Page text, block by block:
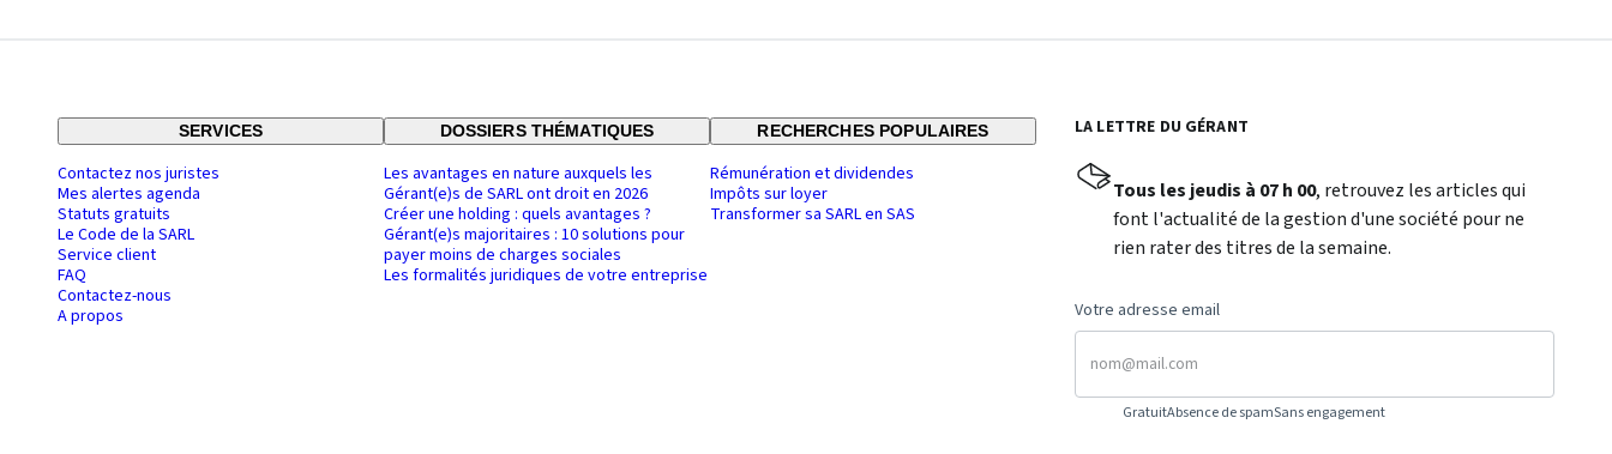
SERVICES
Contactez nos juristes
Mes alertes agenda
Statuts gratuits
Le Code de la SARL
Service client
FAQ
Contactez-nous
A propos
DOSSIERS THÉMATIQUES
Les avantages en nature auxquels les
Gérant(e)s de SARL ont droit en 2026
Créer une holding : quels avantages ?
Gérant(e)s majoritaires : 10 solutions pour
payer moins de charges sociales
Les formalités juridiques de votre entreprise
RECHERCHES POPULAIRES
Rémunération et dividendes
Impôts sur loyer
Transformer sa SARL en SAS
LA LETTRE DU GÉRANT
Tous les jeudis à 07 h 00, retrouvez les articles qui
font l'actualité de la gestion d'une société pour ne
rien rater des titres de la semaine.
Votre adresse email
GratuitAbsence de spamSans engagement